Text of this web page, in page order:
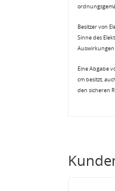
Besitzer von
Sinne des
Eine Abgabe
cm besitzt,
den sicheren